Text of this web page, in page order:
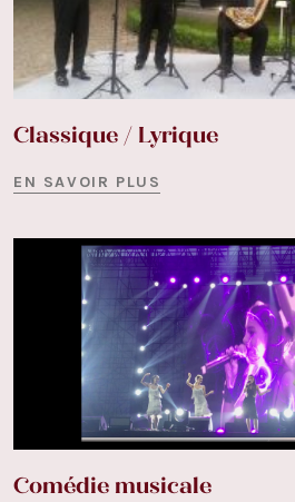
Classique / Lyrique
EN SAVOIR PLUS
Comédie musicale